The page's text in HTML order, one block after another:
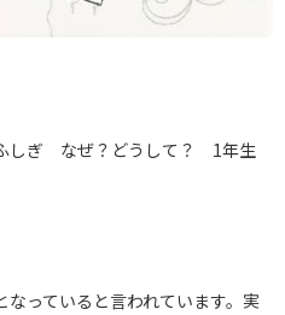
しぎ なぜ？どうして？ 1年生
っていると言われています。実